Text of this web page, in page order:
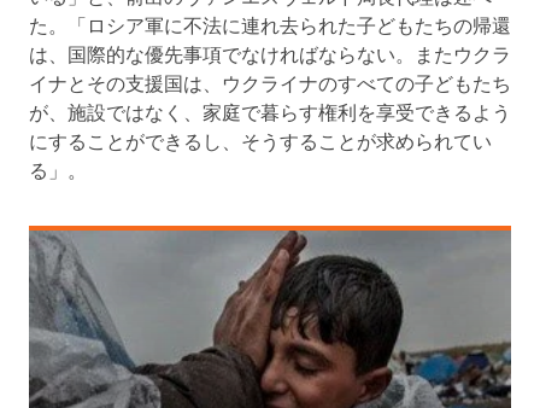
た。「ロシア軍に不法に連れ去られた子どもたちの帰還
は、国際的な優先事項でなければならない。またウクラ
イナとその支援国は、ウクライナのすべての子どもたち
が、施設ではなく、家庭で暮らす権利を享受できるよう
にすることができるし、そうすることが求められてい
る」。